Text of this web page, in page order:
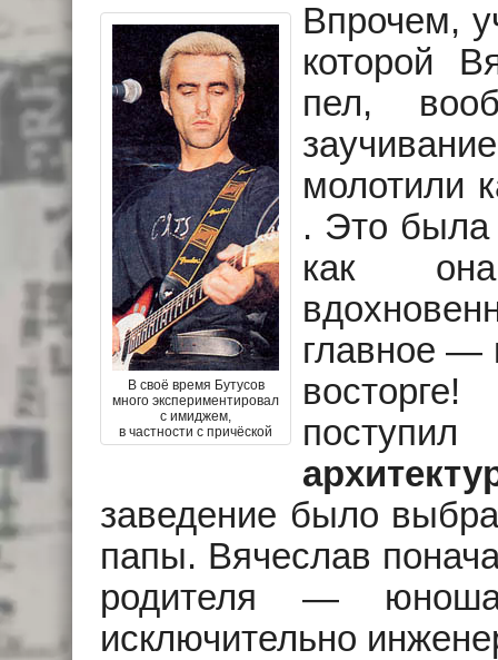
В своё время Бутусов
много экспериментировал
с имиджем,
в частности с причёской
Впрочем,
которой
пел,
молотили
. Это была
как она
главное —
заведение было
папы. Вячеслав
родителя —
исключительно